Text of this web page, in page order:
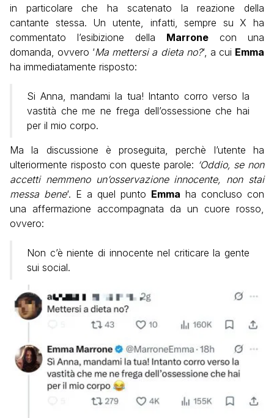
in particolare che ha scatenato la reazione della
cantante stessa. Un utente, infatti, sempre su X ha
commentato l’esibizione della Marrone con una
domanda, ovvero ‘Ma mettersi a dieta no?‘, a cui Emma
ha immediatamente risposto:
Si Anna, mandami la tua! Intanto corro verso la
vastità che me ne frega dell’ossessione che hai
per il mio corpo.
Ma la discussione è proseguita, perchè l’utente ha
ulteriormente risposto con queste parole: ‘Oddio, se non
accetti nemmeno un’osservazione innocente, non stai
messa bene‘. E a quel punto Emma ha concluso con
una affermazione accompagnata da un cuore rosso,
ovvero:
Non c’è niente di innocente nel criticare la gente
sui social.